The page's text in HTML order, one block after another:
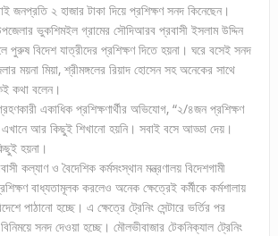
জনপ্রতি ২ হাজার টাকা দিয়ে প্রশিক্ষণ সনদ কিনেছেন।
ভুকশিমইল গ্রামের সৌদিআরব প্রবাসী ইসলাম উদ্দিন
পুরুষ বিদেশ যাত্রীদের প্রশিক্ষণ দিতে হয়না। ঘরে বসেই সনদ
ময়না মিয়া, শ্রীমঙ্গলের রিয়াদ হোসেন সহ অনেকের সাথে
কথা বলেন।
একাধিক প্রশিক্ষণার্থীর অভিযোগ, “২/৪জন প্রশিক্ষণ
আর কিছুই শিখানো হয়নি। সবাই বসে আড্ডা দেয়।
হয়না।
কল্যাণ ও বৈদেশিক কর্মসংস্থান মন্ত্রণালয় বিদেশগামী
বাধ্যতামূলক করলেও অনেক ক্ষেত্রেই কর্মীকে কর্মশালায়
পাঠানো হচ্ছে। এ ক্ষেত্রে ট্রেনিং সেন্টারে ভর্তির পর
সনদ দেওয়া হচ্ছে। মৌলভীবাজার টেকনিক্যাল ট্রেনিং